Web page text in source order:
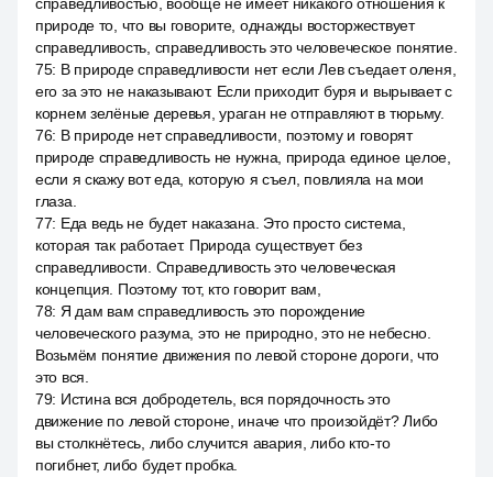
природе то, что вы говорите, однажды восторжествует
справедливость, справедливость это человеческое понятие.
75: В природе справедливости нет если Лев съедает оленя,
его за это не наказывают. Если приходит буря и вырывает с
корнем зелёные деревья, ураган не отправляют в тюрьму.
76: В природе нет справедливости, поэтому и говорят
природе справедливость не нужна, природа единое целое,
если я скажу вот еда, которую я съел, повлияла на мои
глаза.
77: Еда ведь не будет наказана. Это просто система,
которая так работает. Природа существует без
справедливости. Справедливость это человеческая
концепция. Поэтому тот, кто говорит вам,
78: Я дам вам справедливость это порождение
человеческого разума, это не природно, это не небесно.
Возьмём понятие движения по левой стороне дороги, что
это вся.
79: Истина вся добродетель, вся порядочность это
движение по левой стороне, иначе что произойдёт? Либо
вы столкнётесь, либо случится авария, либо кто-то
погибнет, либо будет пробка.